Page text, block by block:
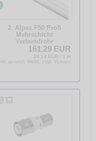
2. Alpex F50 Profi
Mehrschicht
Verbundrohr
Aluverbundrohr 2x
Stange a 5m (10m)
32x3,0 83532005
161.29 EUR
16.13 EUR / 1 m
inkl. gesetzl. MwSt. zzgl. Versandkosten